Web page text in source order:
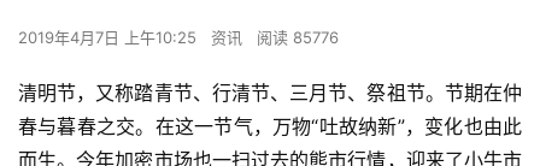
2019年4月7日 上午10:25 资讯 阅读 85776
清明节，又称踏青节、行清节、三月节、祭祖节。节期在仲
春与暮春之交。在这一节气，万物“吐故纳新”，变化也由此
而生。今年加密市场也一扫过去的熊市行情，迎来了小牛市